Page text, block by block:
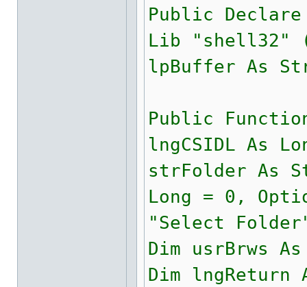
Public Declare
Lib "shell32"
lpBuffer As
Public
lngCSIDL As
strFolder As
Long = 0,
"Select
Dim usrBrws As
Dim lngReturn